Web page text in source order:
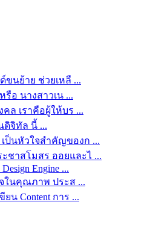
ขนย้าย ช่วยเหลื ...
รือ นางสาวเน ...
ล เราคือผู้ให้บร ...
ดิจิทัล นี้ ...
ป็นหัวใจสำคัญของก ...
ชาสโมสร ออยและไ ...
Design Engine ...
ในคุณภาพ ประส ...
น Content การ ...